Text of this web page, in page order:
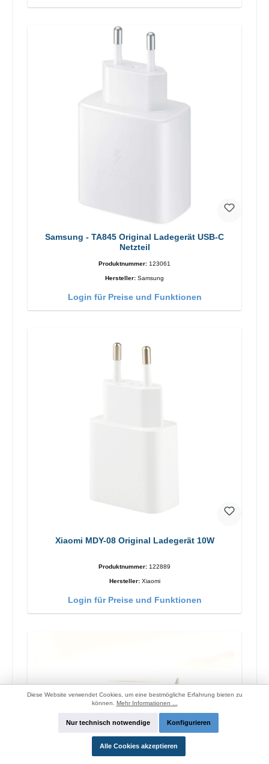
Samsung - TA845 Original Ladegerät USB-C
Netzteil
Produktnummer: 123061
Hersteller: Samsung
Login für Preise und Funktionen
Xiaomi MDY-08 Original Ladegerät 10W
Produktnummer: 122889
Hersteller: Xiaomi
Login für Preise und Funktionen
Diese Website verwendet Cookies, um eine bestmögliche Erfahrung bieten zu
können. Mehr Informationen ...
Nur technisch notwendige Konfigurieren
Alle Cookies akzeptieren